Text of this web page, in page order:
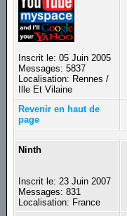
Inscrit le: 05 Juin 2005
Messages: 5837
Localisation: Rennes /
Ille Et Vilaine
Revenir en haut de
page
Ninth
Inscrit le: 23 Juin 2007
Messages: 831
Localisation: France